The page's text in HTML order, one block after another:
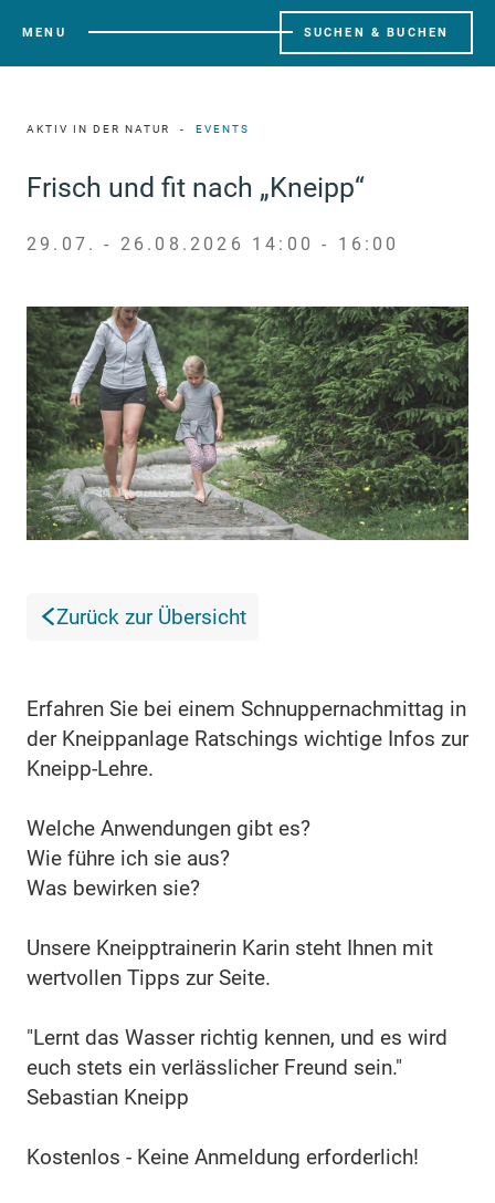
MENU SUCHEN & BUCHEN
AKTIV IN DER NATUR EVENTS
Frisch und fit nach „Kneipp“
29.07. - 26.08.2026 14:00 - 16:00
Zurück zur Übersicht
Erfahren Sie bei einem Schnuppernachmittag in
der Kneippanlage Ratschings wichtige Infos zur
Kneipp-Lehre.
Welche Anwendungen gibt es?
Wie führe ich sie aus?
Was bewirken sie?
Unsere Kneipptrainerin Karin steht Ihnen mit
wertvollen Tipps zur Seite.
"Lernt das Wasser richtig kennen, und es wird
euch stets ein verlässlicher Freund sein."
Sebastian Kneipp
Kostenlos - Keine Anmeldung erforderlich!